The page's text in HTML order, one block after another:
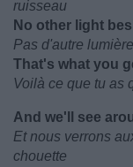
ruisseau
No other light
Pas d'autre
That's what you
Voilà ce que tu as
And we'll see
Et nous verrons
chouette